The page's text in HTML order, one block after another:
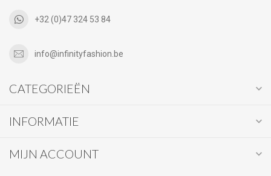
+32 (0)47 324 53 84
info@infinityfashion.be
CATEGORIEËN
INFORMATIE
MIJN ACCOUNT